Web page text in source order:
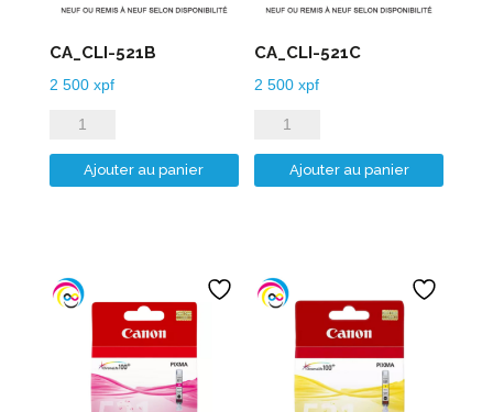
CA_CLI-521B
2 500 xpf
quantité
de
CA_CLI-
Ajouter au panier
CA_CLI-521C
2 500xpf
quantité
de
CA_CLI-
Ajouter au panier